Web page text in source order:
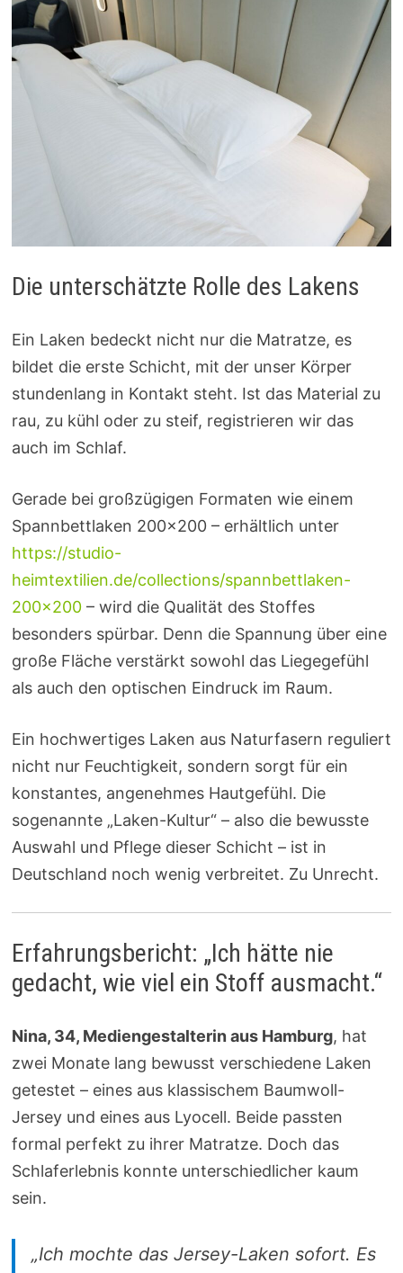
Die unterschätzte Rolle des Lakens
Ein Laken bedeckt nicht nur die Matratze, es
bildet die erste Schicht, mit der unser Körper
stundenlang in Kontakt steht. Ist das Material zu
rau, zu kühl oder zu steif, registrieren wir das
auch im Schlaf.
Gerade bei großzügigen Formaten wie einem
Spannbettlaken 200×200 – erhältlich unter
https://studio-
heimtextilien.de/collections/spannbettlaken-
200×200– wird die Qualität des Stoffes
besonders spürbar. Denn die Spannung über eine
große Fläche verstärkt sowohl das Liegegefühl
als auch den optischen Eindruck im Raum.
Ein hochwertiges Laken aus Naturfasern reguliert
nicht nur Feuchtigkeit, sondern sorgt für ein
konstantes, angenehmes Hautgefühl. Die
sogenannte „Laken-Kultur“ – also die bewusste
Auswahl und Pflege dieser Schicht – ist in
Deutschland noch wenig verbreitet. Zu Unrecht.
Erfahrungsbericht: „Ich hätte nie
gedacht, wie viel ein Stoff ausmacht.“
Nina, 34, Mediengestalterin aus Hamburg, hat
zwei Monate lang bewusst verschiedene Laken
getestet – eines aus klassischem Baumwoll-
Jersey und eines aus Lyocell. Beide passten
formal perfekt zu ihrer Matratze. Doch das
Schlaferlebnis konnte unterschiedlicher kaum
sein.
„Ich mochte das Jersey-Laken sofort. Es